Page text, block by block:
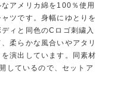
アメリカ綿を100％使用
ツです。身幅にゆとりを
ィと同色のCロゴ刺繍入
柔らかな風合いやアタリ
演出しています。同素材
しているので、セットア